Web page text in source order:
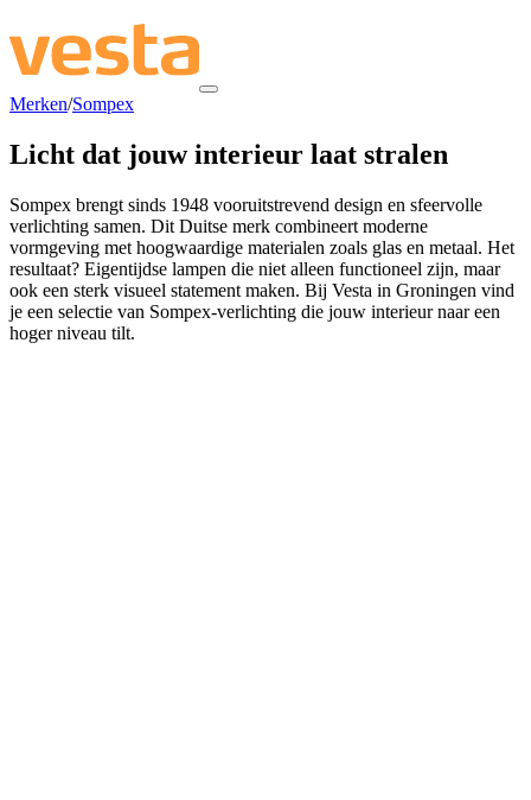
Merken/Sompex
Licht dat jouw interieur laat stralen
Sompex brengt sinds 1948 vooruitstrevend design en sfeervolle
verlichting samen. Dit Duitse merk combineert moderne
vormgeving met hoogwaardige materialen zoals glas en metaal. Het
resultaat? Eigentijdse lampen die niet alleen functioneel zijn, maar
ook een sterk visueel statement maken. Bij Vesta in Groningen vind
je een selectie van Sompex-verlichting die jouw interieur naar een
hoger niveau tilt.